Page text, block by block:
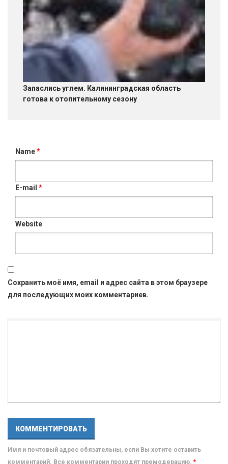
Запаслись углем. Калининградская область
готова к отопительному сезону
Name*
E-mail *
Website
Сохранить моё имя, email и адрес сайта в этом браузере
для последующих моих комментариев.
Имя и почтовый адрес обязательны, если Вы хотите оставить
комментарий. Все комментарии проходят премодерацию. *